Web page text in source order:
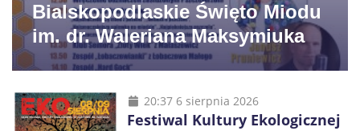
Bialskopodlaskie Święto Miodu
im. dr. Waleriana Maksymiuka
20:37 6 sierpnia 2026
Festiwal Kultury Ekologicznej